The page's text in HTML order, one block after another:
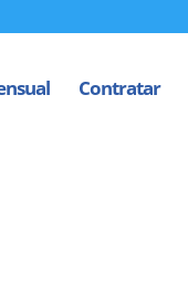
Contratar